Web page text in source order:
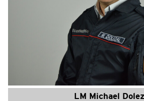
LM Michael